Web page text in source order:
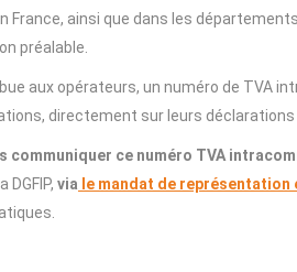
ainsi que dans les
préalable.
aux opérateurs, un numéro de TVA
directement sur leurs déclarations
communiquer ce numéro TVA
via le mandat de représentation